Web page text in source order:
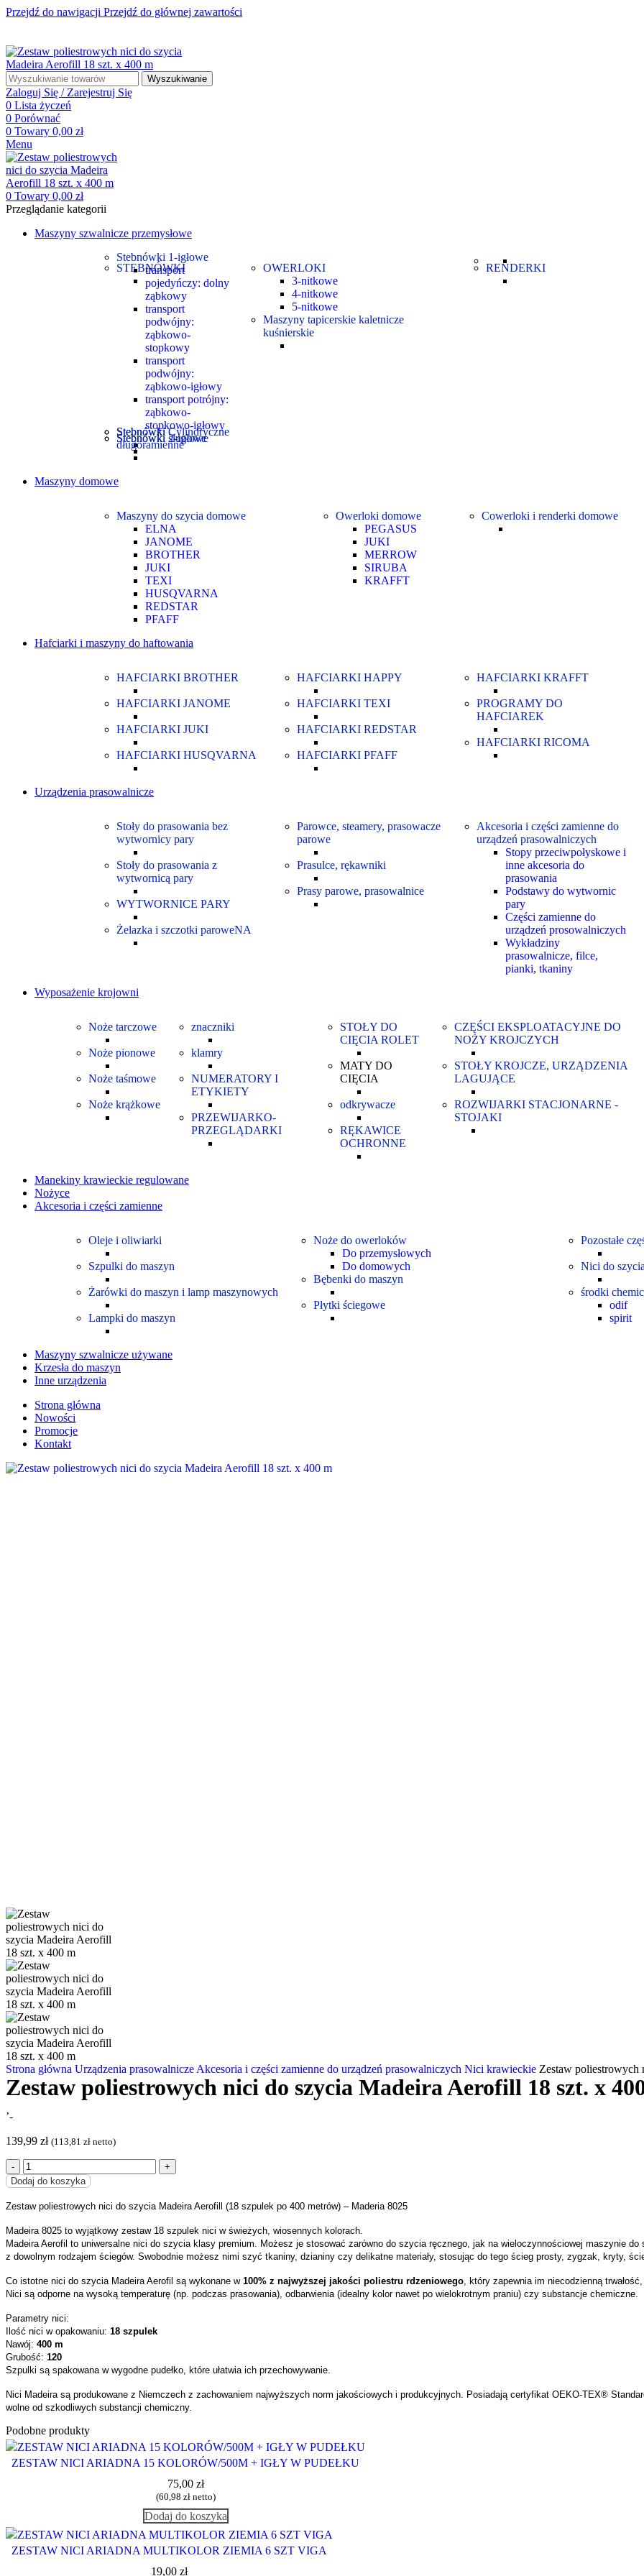
Przejdź do nawigacji Przejdź do głównej zawartości
Wyszukiwanie
Zaloguj Się / Zarejestruj Się
0 Lista życzeń
0 Porównać
0 Towary 0,00 zł
Menu
0 Towary 0,00 zł
Przeglądanie kategorii
Maszyny szwalnicze przemysłowe
STEBNÓWKI
Stebnówki 1-igłowe
transport
pojedyńczy: dolny
ząbkowy
transport
podwójny:
ząbkowo-
stopkowy
transport
podwójny:
ząbkowo-igłowy
transport potrójny:
ząbkowo-
stopkowo-igłowy
Stebnówki 2-igłowe
Stebnówki Cylindryczne
Stebnówki
długoramienne
Stebnówki słupowe
OWERLOKI
3-nitkowe
4-nitkowe
5-nitkowe
Maszyny tapicerskie kaletnicze
kuśnierskie
RENDERKI
Maszyny domowe
Maszyny do szycia domowe
ELNA
JANOME
BROTHER
JUKI
TEXI
HUSQVARNA
REDSTAR
PFAFF
Owerloki domowe
PEGASUS
JUKI
MERROW
SIRUBA
KRAFFT
Cowerloki i renderki domowe
Hafciarki i maszyny do haftowania
HAFCIARKI BROTHER
HAFCIARKI JANOME
HAFCIARKI JUKI
HAFCIARKI HUSQVARNA
HAFCIARKI HAPPY
HAFCIARKI TEXI
HAFCIARKI REDSTAR
HAFCIARKI PFAFF
HAFCIARKI KRAFFT
PROGRAMY DO
HAFCIAREK
HAFCIARKI RICOMA
Urządzenia prasowalnicze
Stoły do prasowania bez
wytwornicy pary
Stoły do prasowania z
wytwornicą pary
WYTWORNICE PARY
Żelazka i szczotki paroweNA
Parowce, steamery, prasowacze
parowe
Prasulce, rękawniki
Prasy parowe, prasowalnice
Akcesoria i części zamienne do
urządzeń prasowalniczych
Stopy przeciwpołyskowe i
inne akcesoria do
prasowania
Podstawy do wytwornic
pary
Części zamienne do
urządzeń prosowalniczych
Wykładziny
prasowalnicze, filce,
pianki, tkaniny
Wyposażenie krojowni
Noże tarczowe
Noże pionowe
Noże taśmowe
Noże krążkowe
znaczniki
klamry
NUMERATORY I
ETYKIETY
PRZEWIJARKO-
PRZEGLĄDARKI
STOŁY DO
CIĘCIA ROLET
MATY DO
CIĘCIA
odkrywacze
RĘKAWICE
OCHRONNE
CZĘŚCI EKSPLOATACYJNE DO
NOŻY KROJCZYCH
STOŁY KROJCZE, URZĄDZENIA
LAGUJĄCE
ROZWIJARKI STACJONARNE -
STOJAKI
Manekiny krawieckie regulowane
Nożyce
Akcesoria i części zamienne
Oleje i oliwiarki
Szpulki do maszyn
Żarówki do maszyn i lamp maszynowych
Lampki do maszyn
Noże do owerloków
Do przemysłowych
Do domowych
Bębenki do maszyn
Płytki ściegowe
Pozostałe
Nici do
środki
odif
spirit
Maszyny szwalnicze używane
Krzesła do maszyn
Inne urządzenia
Strona główna
Nowości
Promocje
Kontakt
Strona główna Urządzenia prasowalnicze Akcesoria i części zamienne do urządzeń prasowalniczych Nici krawieckie Zestaw poliestrowych
Zestaw poliestrowych nici do szycia Madeira Aerofill 18 szt. x
’-
139,99 zł (113,81 zł netto)
Dodaj do koszyka
Zestaw poliestrowych nici do szycia Madeira Aerofill (18 szpulek po 400 metrów) – Maderia 8025
Madeira 8025 to wyjątkowy zestaw 18 szpulek nici w świeżych, wiosennych kolorach.
Madeira Aerofil to uniwersalne nici do szycia klasy premium. Możesz je stosować zarówno do szycia ręcznego, jak na wieloczynnościowej maszynie
z dowolnym rodzajem ściegów. Swobodnie możesz nimi szyć tkaniny, dzianiny czy delikatne materiały, stosując do tego ścieg prosty, zygzak, kryty,
Co istotne nici do szycia Madeira Aerofil są wykonane w 100% z najwyższej jakości poliestru rdzeniowego, który zapewnia im niecodzienną
Nici są odporne na wysoką temperaturę (np. podczas prasowania), odbarwienia (idealny kolor nawet po wielokrotnym praniu) czy substancje chemiczne.
Parametry nici:
Ilość nici w opakowaniu: 18 szpulek
Nawój: 400 m
Grubość: 120
Szpulki są spakowana w wygodne pudełko, które ułatwia ich przechowywanie.
Nici Madeira są produkowane z Niemczech z zachowaniem najwyższych norm jakościowych i produkcyjnych. Posiadają certyfikat OEKO-TEX®
wolne od szkodliwych substancji chemiczny.
Podobne produkty
ZESTAW NICI ARIADNA 15 KOLORÓW/500M + IGŁY W PUDEŁKU
75,00 zł
(60,98 złnetto)
Dodaj do koszyka
ZESTAW NICI ARIADNA MULTIKOLOR ZIEMIA 6 SZT VIGA
19,00 zł